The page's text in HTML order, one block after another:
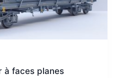
à faces planes